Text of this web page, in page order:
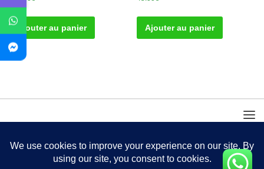
Ajouter au panier Ajouter au panier